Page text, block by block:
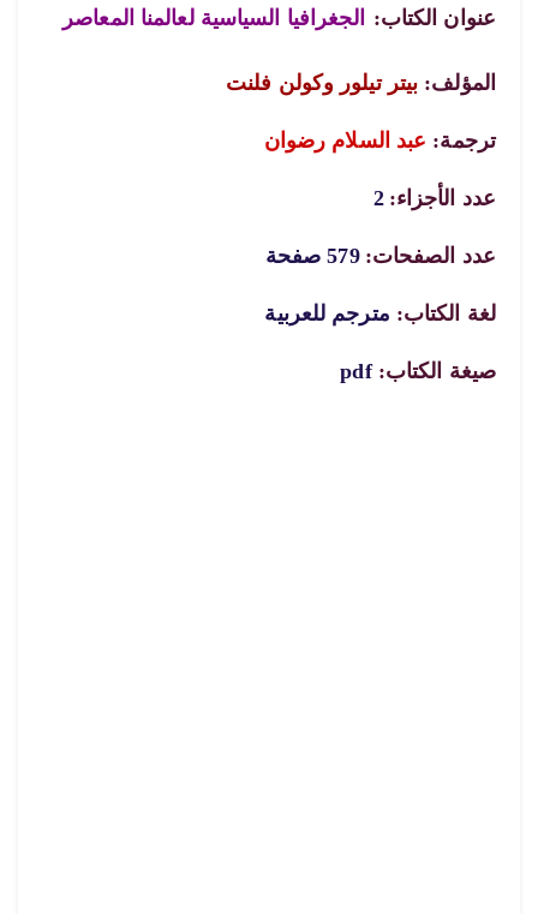
عنوان الكتاب: الجغرافيا السياسية لعالمنا المعاصر
المؤلف: بيتر تيلور وكولن فلنت
ترجمة: عبد السلام رضوان
عدد الأجزاء: 2
عدد الصفحات: 579 صفحة
لغة الكتاب: مترجم للعربية
صيغة الكتاب: pdf